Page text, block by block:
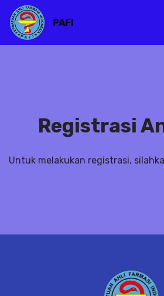
PAFI
Registrasi
Untuk melakukan registrasi,